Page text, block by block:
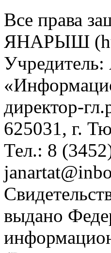
Все права
ЯНАРЫШ
Учредитель:
директор-
625031, г.
Тел.: 8
выдано